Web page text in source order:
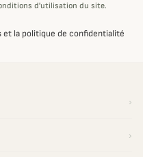
d'utilisation du site.
et la politique de confidentialité